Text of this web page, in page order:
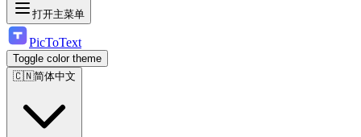
打开主菜单
PicToText
Toggle color theme
🇨🇳简体中文